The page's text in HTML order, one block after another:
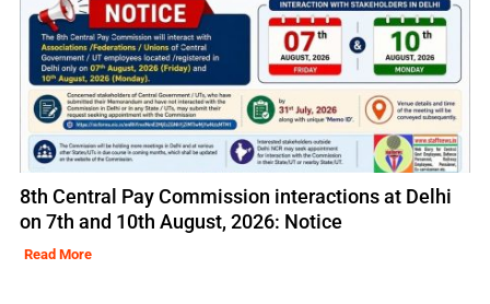
8th Central Pay Commission interactions at Delhi
on 7th and 10th August, 2026: Notice
Read More